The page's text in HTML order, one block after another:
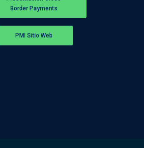
Border Payments
PMI Sitio Web